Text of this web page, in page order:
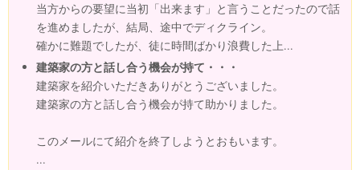
当方からの要望に当初「出来ます」と言うことだったので話
を進めましたが、結局、途中でディクライン。
確かに難題でしたが、徒に時間ばかり浪費した上...
建築家の方と話し合う機会が持て・・・
建築家を紹介いただきありがとうございました。
建築家の方と話し合う機会が持て助かりました。
このメールにて紹介を終了しようとおもいます。
...